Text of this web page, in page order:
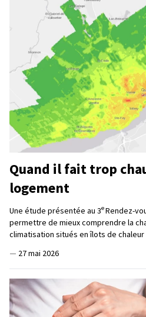
Quand il fait trop
logement
Une étude présentée au 3eRendez-
permettre de mieux comprendre la
climatisation situés en îlots de chaleur
— 27 mai 2026